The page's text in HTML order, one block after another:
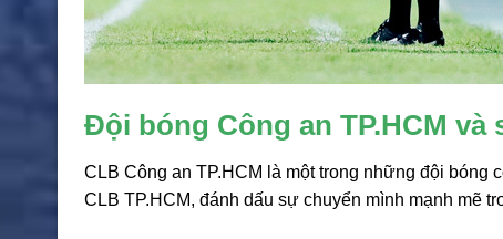
Đội bóng Công an TP.HCM và
CLB Công an TP.HCM là một trong những đội
CLB TP.HCM, đánh dấu sự chuyển mình mạnh mẽ